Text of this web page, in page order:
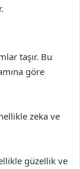
taşır. Bu
göre
zeka ve
güzellik ve